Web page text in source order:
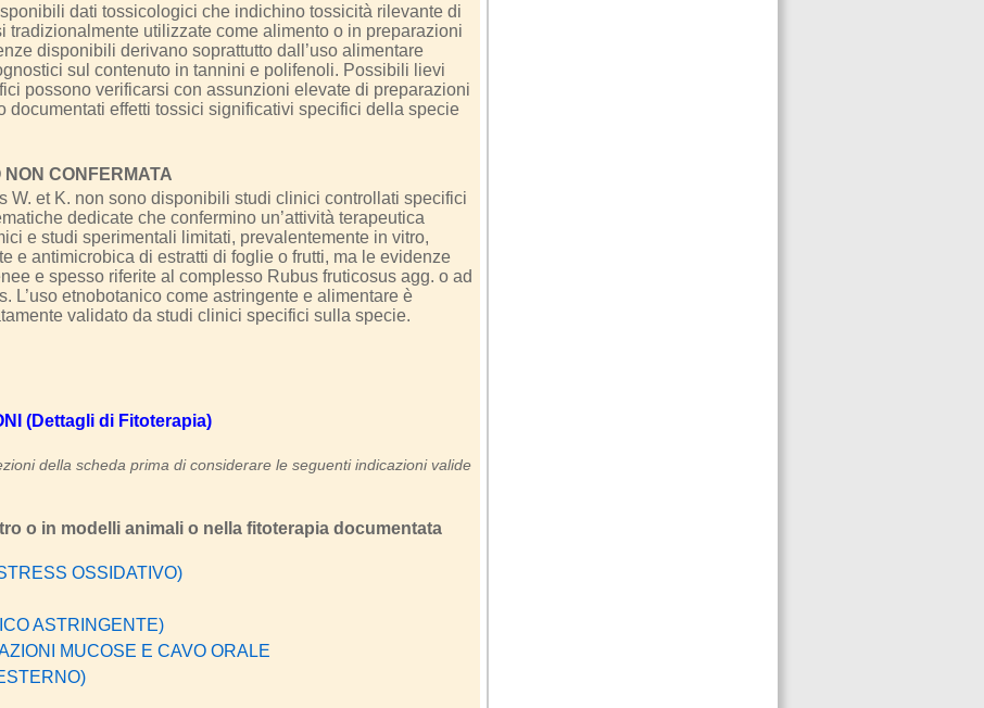
dati tossicologici che indichino tossicità rilevante di
tradizionalmente utilizzate come alimento o in preparazioni
disponibili derivano soprattutto dall’uso alimentare
sul contenuto in tannini e polifenoli. Possibili lievi
possono verificarsi con assunzioni elevate di preparazioni
documentati effetti tossici significativi specifici della specie
NON CONFERMATA
W. et K. non sono disponibili studi clinici controllati specifici
dedicate che confermino un’attività terapeutica
e studi sperimentali limitati, prevalentemente in vitro,
e antimicrobica di estratti di foglie o frutti, ma le evidenze
e spesso riferite al complesso Rubus fruticosus agg. o ad
L’uso etnobotanico come astringente e alimentare è
validato da studi clinici specifici sulla specie.
(Dettagli di Fitoterapia)
della scheda prima di considerare le seguenti indicazioni valide
o in modelli animali o nella fitoterapia documentata
OSSIDATIVO)
ASTRINGENTE)
MUCOSE E CAVO ORALE